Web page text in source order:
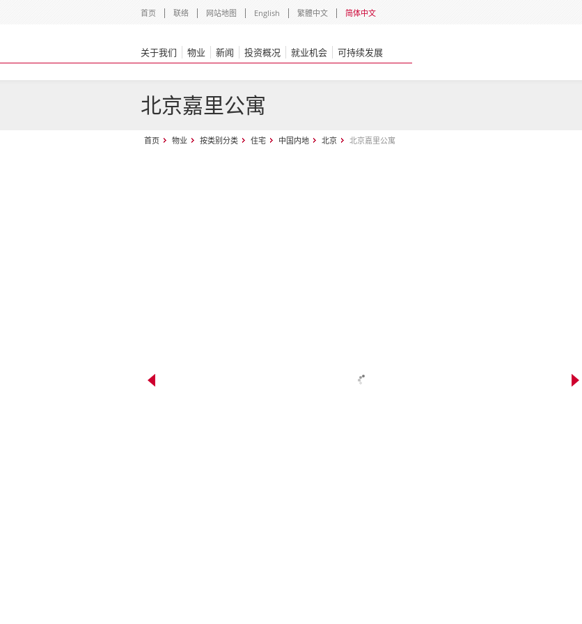
首页 联络 网站地图 English 繁體中文 简体中文
关于我们 物业 新闻 投资概况 就业机会 可持续发展
北京嘉里公寓
首页 物业 按类别分类 住宅 中国内地 北京 北京嘉里公寓